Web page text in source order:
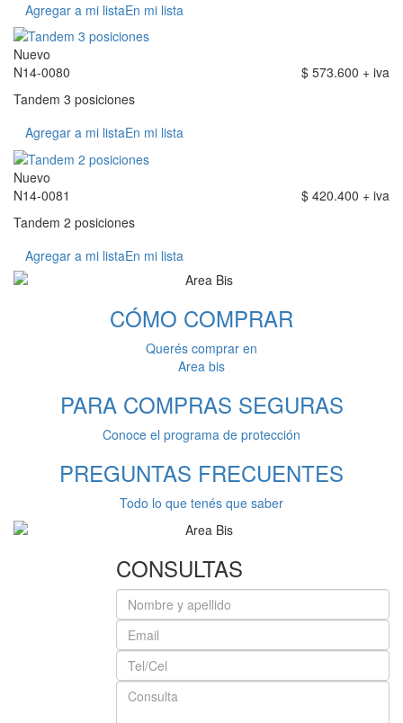
Agregar a mi listaEn mi lista
Nuevo
N14-0080
$ 573.600 + iva
Tandem 3 posiciones
Agregar a mi listaEn mi lista
Nuevo
N14-0081
$ 420.400 + iva
Tandem 2 posiciones
Agregar a mi listaEn mi lista
CÓMO COMPRAR
Querés comprar en
Area bis
PARA COMPRAS SEGURAS
Conoce el programa de protección
PREGUNTAS FRECUENTES
Todo lo que tenés que saber
CONSULTAS